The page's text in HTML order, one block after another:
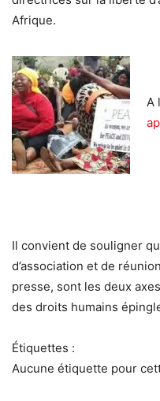
Afrique.
A
Il convient de souligner
d’association et de
presse, sont les deux
des droits humains
Étiquettes :
Aucune étiquette pour